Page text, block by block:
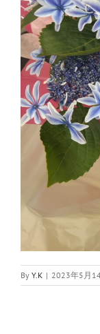
By Y.K | 2023年5月